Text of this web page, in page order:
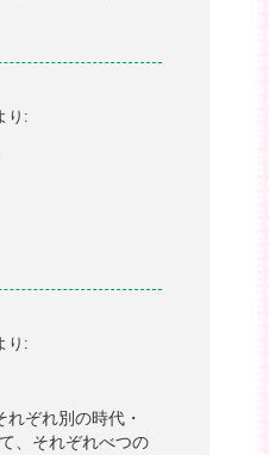
り:
り:
ぞれ別の時代・
、それぞれべつの